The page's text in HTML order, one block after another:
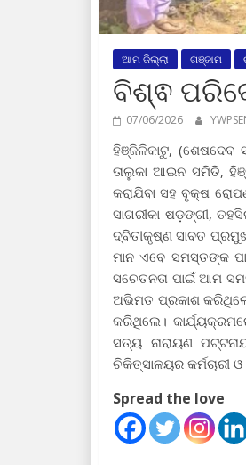
ଆମ ଜିଲ୍ଲା ଗଞ୍ଜାମ
ବିଶ୍ଵ
07/06/2026
ହିଞ୍ଜିଳିକାଟୁ, (ଶେଷଦେବ
ତାଲୁକା ଆଇନ ସମିତି,
କରାଯିବା ସହ ବୃକ୍ଷ
ସାଗରୀକା ଷଡ଼ଙ୍ଗୀ,
ଦ୍ବିତୀକୃଷ୍ଣ ସାବତ
ମାନ ଏବେ ସମସ୍ତଙ୍କ
ସଚେତନତା ପାଇଁ ଆମ
ଅଭିମତ ପ୍ରକାଶ
କରିଥିଲେ।
ସତ୍ୟ ନାରାୟଣ
ଚିକିତ୍ସାଳୟର କର୍ମଚାରୀ
Spread the love